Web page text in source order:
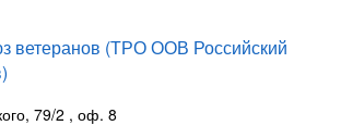
ветеранов (ТРО ООВ Российский
79/2 , оф. 8